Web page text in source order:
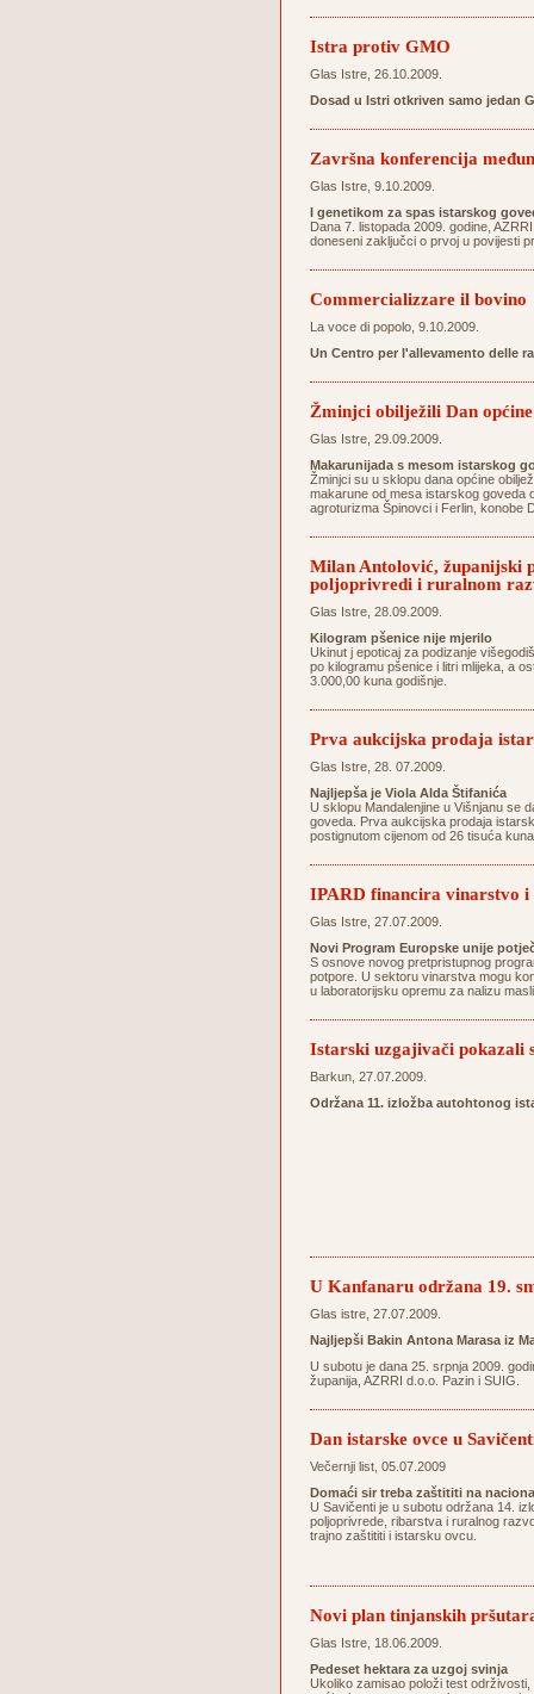
Istra protiv GMO
Glas Istre, 26.10.2009.
Dosad u Istri otkriven samo jedan
Završna konferencija
Glas Istre, 9.10.2009.
I genetikom za spas istarskog
Dana 7. listopada 2009. godine,
doneseni zaključci o prvoj u povijesti
Commercializzare il bovino
La voce di popolo, 9.10.2009.
Un Centro per l'allevamento delle
Žminjci obilježili Dan općine
Glas Istre, 29.09.2009.
Makarunijada s mesom istarskog
Žminjci su u sklopu dana općine
makarune od mesa istarskog goveda
agroturizma Špinovci i Ferlin, konobe
Milan Antolović, županijski
poljoprivredi i ruralnom
Glas Istre, 28.09.2009.
Kilogram pšenice nije mjerilo
Ukinut j epoticaj za podizanje
po kilogramu pšenice i litri mlijeka, a
3.000,00 kuna godišnje.
Prva aukcijska prodaja
Glas Istre, 28. 07.2009.
Najljepša je Viola Alda Štifanića
U sklopu Mandalenjine u Višnjanu se
goveda. Prva aukcijska prodaja
postignutom cijenom od 26 tisuća
IPARD financira vinarstvo i
Glas Istre, 27.07.2009.
Novi Program Europske unije
S osnove novog pretpristupnog
potpore. U sektoru vinarstva mogu
u laboratorijsku opremu za nalizu
Istarski uzgajivači pokazali
Barkun, 27.07.2009.
Održana 11. izložba autohtonog
U Kanfanaru održana 19.
Glas istre, 27.07.2009.
Najljepši Bakin Antona Marasa iz
U subotu je dana 25. srpnja 2009.
županija, AZRRI d.o.o. Pazin i SUIG.
Dan istarske ovce u
Večernji list, 05.07.2009
Domaći sir treba zaštititi na
U Savičenti je u subotu održana 14.
poljoprivrede, ribarstva i ruralnog
trajno zaštititi i istarsku ovcu.
Novi plan tinjanskih
Glas Istre, 18.06.2009.
Pedeset hektara za uzgoj svinja
Ukoliko zamisao položi test